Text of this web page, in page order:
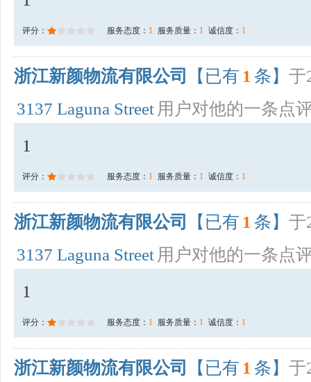
评分： 服务态度： 1 服务质量： 1 诚信度： 1
浙江新颜物流有限公司 【已有 1 条】 于
3137 Laguna Street 用户对他的一条点
1
评分： 服务态度： 1 服务质量： 1 诚信度： 1
浙江新颜物流有限公司 【已有 1 条】 于
3137 Laguna Street 用户对他的一条点
1
评分： 服务态度： 1 服务质量： 1 诚信度： 1
浙江新颜物流有限公司 【已有 1 条】 于